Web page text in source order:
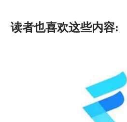
图3：扫描反馈
读者也喜欢这些内容: